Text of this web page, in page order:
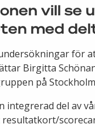
vill se
med
för
Birgitta
på
integrerad del av